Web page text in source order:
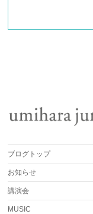
ブログトップ
お知らせ
講演会
MUSIC